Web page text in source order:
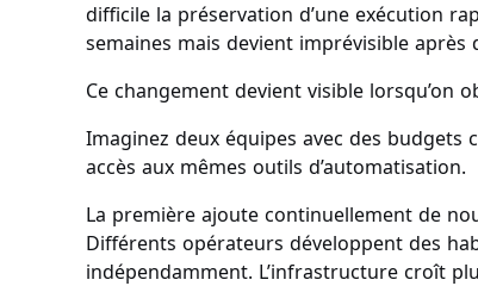
difficile la préservation d’une exécution
semaines mais devient imprévisible après
Ce changement devient visible lorsqu’on
Imaginez deux équipes avec des
accès aux mêmes outils d’automatisation.
La première ajoute continuellement de
Différents opérateurs développent des
indépendamment. L’infrastructure croît